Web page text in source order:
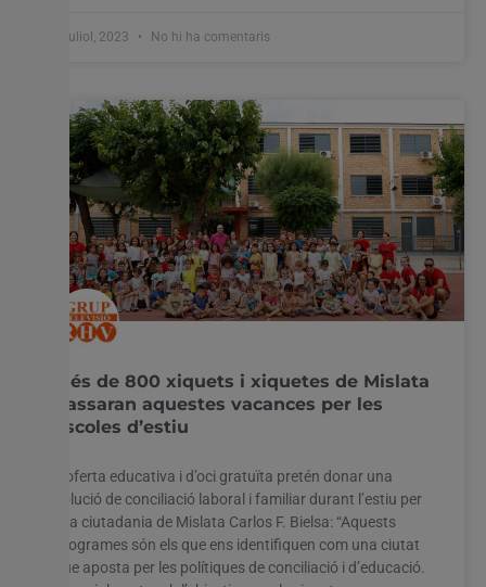
6 juliol, 2023 No hi ha comentaris
Més de 800 xiquets i xiquetes de Mislata
passaran aquestes vacances per les
escoles d’estiu
L’oferta educativa i d’oci gratuïta pretén donar una
solució de conciliació laboral i familiar durant l’estiu per
a la ciutadania de Mislata Carlos F. Bielsa: “Aquests
programes són els que ens identifiquen com una ciutat
que aposta per les polítiques de conciliació i d’educació.